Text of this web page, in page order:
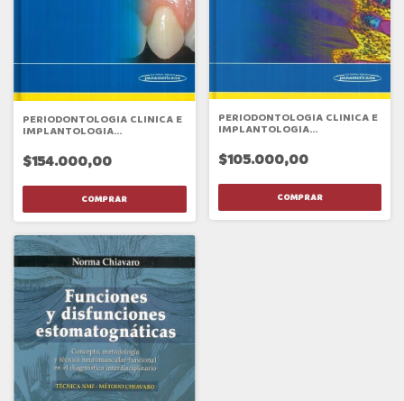
PERIODONTOLOGIA CLINICA E
IMPLANTOLOGIA
$154.000,00
PERIODONTOLOGIA CLINICA E
IMPLANTOLOGIA
$105.000,00